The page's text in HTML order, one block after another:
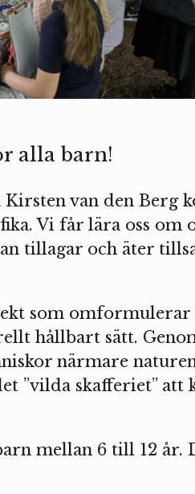
alla barn!
Kirsten van den Berg
Vi får lära oss om
tillagar och äter
som omformulerar
hållbart sätt.
närmare
”vilda skafferiet” att
mellan 6 till 12 år.